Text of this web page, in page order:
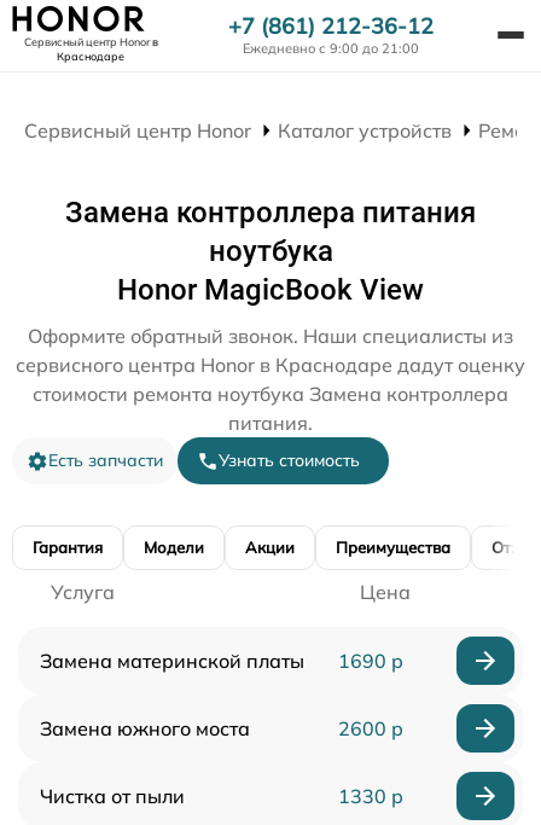
Сервисный центр Honorв
Краснодаре
+7 (861) 212-36-12
Ежедневно с 9:00 до 21:00
Сервисный центр Honor Каталог устройств
Замена контроллера питания
ноутбука
Honor MagicBook View
Оформите обратный звонок. Наши специалисты из
сервисного центра Honor в Краснодаре дадут оценку
стоимости ремонта ноутбука Замена контроллера
питания.
Есть запчасти Узнать стоимость
Гарантия Модели Акции Преимущества
Услуга Цена
Замена материнской платы 1690 р
Замена южного моста 2600 р
Чистка от пыли 1330 р